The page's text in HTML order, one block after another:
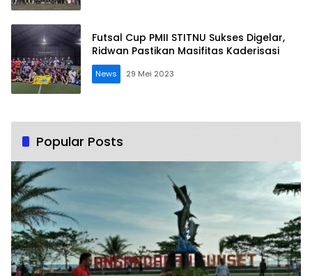
Futsal Cup PMII STITNU Sukses Digelar,
Ridwan Pastikan Masifitas Kaderisasi
News 29 Mei 2023
Popular Posts